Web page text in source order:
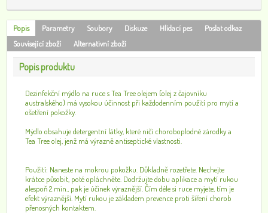
Popis Parametry Soubory Diskuze Hlídací pes
Poslat odkaz
Související zboží
Alternativní zboží
Popis produktu
Dezinfekční mýdlo na ruce s Tea Tree olejem (olej z čajovníku
australského) má vysokou účinnost při každodenním použití pro mytí a
ošetření pokožky.
Mýdlo obsahuje detergentní látky, které ničí choroboplodné zárodky a
Tea Tree olej, jenž má výrazně antiseptické vlastnosti.
Použití: Naneste na mokrou pokožku. Důkladně rozetřete. Nechejte
krátce působit, poté opláchněte. Dodržujte dobu aplikace a mytí rukou
alespoň 2 min., pak je účinek výraznější. Čím déle si ruce myjete, tím je
efekt výraznější. Mytí rukou je základem prevence proti šíření chorob
přenosných kontaktem.